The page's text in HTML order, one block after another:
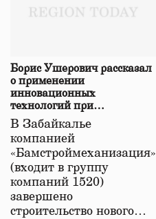
Борис Ушерович рассказал
о применении
инновационных
технологий при
строительстве нового моста
в Забайкалье
В Забайкалье
компанией
«Бамстроймеханизация»
(входит в группу
компаний 1520)
завершено
строительство нового…